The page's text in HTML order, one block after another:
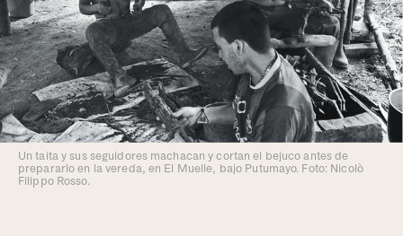
Un taita y sus seguidores machacan y cortan el bejuco antes de
prepararlo en la vereda, en El Muelle, bajo Putumayo. Foto: Nicolò
Filippo Rosso.